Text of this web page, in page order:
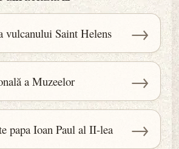
vulcanului Saint Helens →
a Muzeelor →
papa Ioan Paul al II-lea →